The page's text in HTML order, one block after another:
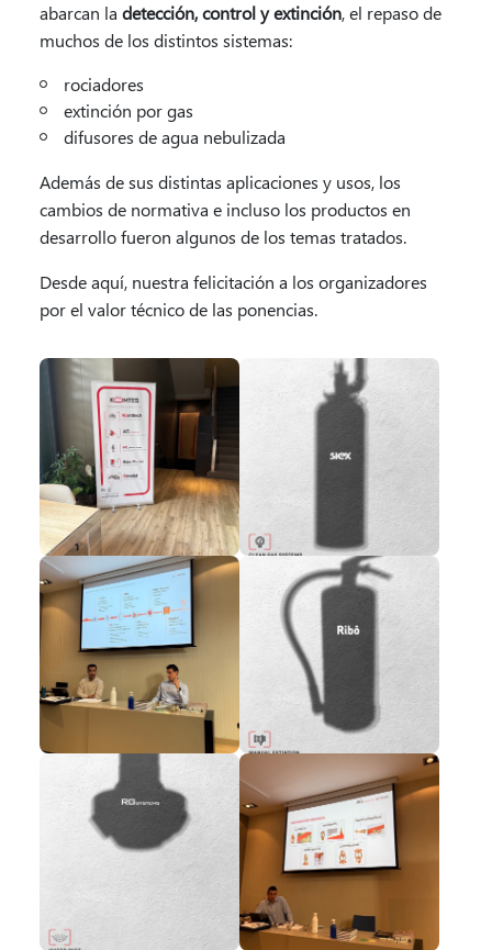
abarcan la detección, control y extinción, el repaso de
muchos de los distintos sistemas:
rociadores
extinción por gas
difusores de agua nebulizada
Además de sus distintas aplicaciones y usos, los
cambios de normativa e incluso los productos en
desarrollo fueron algunos de los temas tratados.
Desde aquí, nuestra felicitación a los organizadores
por el valor técnico de las ponencias.